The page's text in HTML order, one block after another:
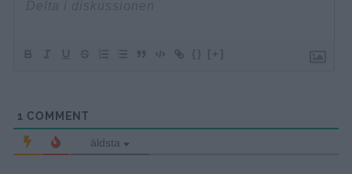
{} [+]
1 COMMENT
äldsta